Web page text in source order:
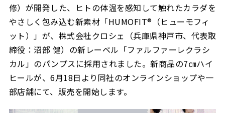
修）が開発した、ヒトの体温を感知して触れたカラダを
やさしく包み込む新素材「HUMOFIT®（ヒューモフィ
ット）」が、株式会社クロシェ（兵庫県神戸市、代表取
締役：沼部 健）の新レーベル「ファルファーレクラシ
カル」のパンプスに採用されました。新商品の7㎝ハイ
ヒールが、6月18日より同社のオンラインショップや一
部店舗にて、販売を開始します。